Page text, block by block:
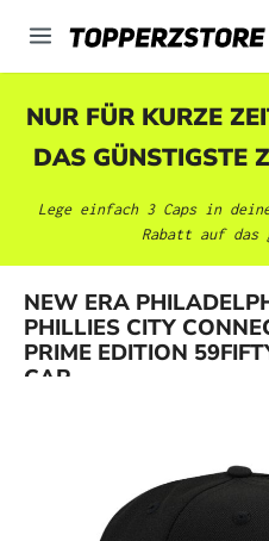
springen
NUR FÜR KURZE
DAS GÜNSTIGSTE
Lege einfach 3 Caps in
Rabatt auf das
NEW ERA
PHILLIES CITY
PRIME EDITION
CAP
Bildergalerie überspringen